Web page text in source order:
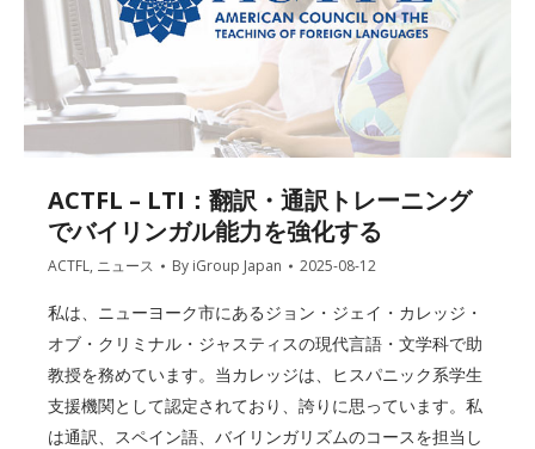
ACTFL – LTI：翻訳・通訳トレーニング
でバイリンガル能力を強化する
ACTFL, ニュース By iGroup Japan 2025-08-12
私は、ニューヨーク市にあるジョン・ジェイ・カレッジ・
オブ・クリミナル・ジャスティスの現代言語・文学科で助
教授を務めています。当カレッジは、ヒスパニック系学生
支援機関として認定されており、誇りに思っています。私
は通訳、スペイン語、バイリンガリズムのコースを担当し